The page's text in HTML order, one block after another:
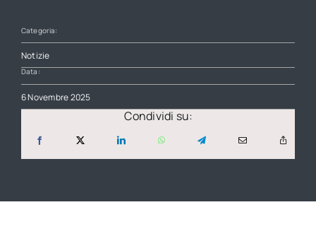
Categoria:
Notizie
Data:
6 Novembre 2025
Condividi su: